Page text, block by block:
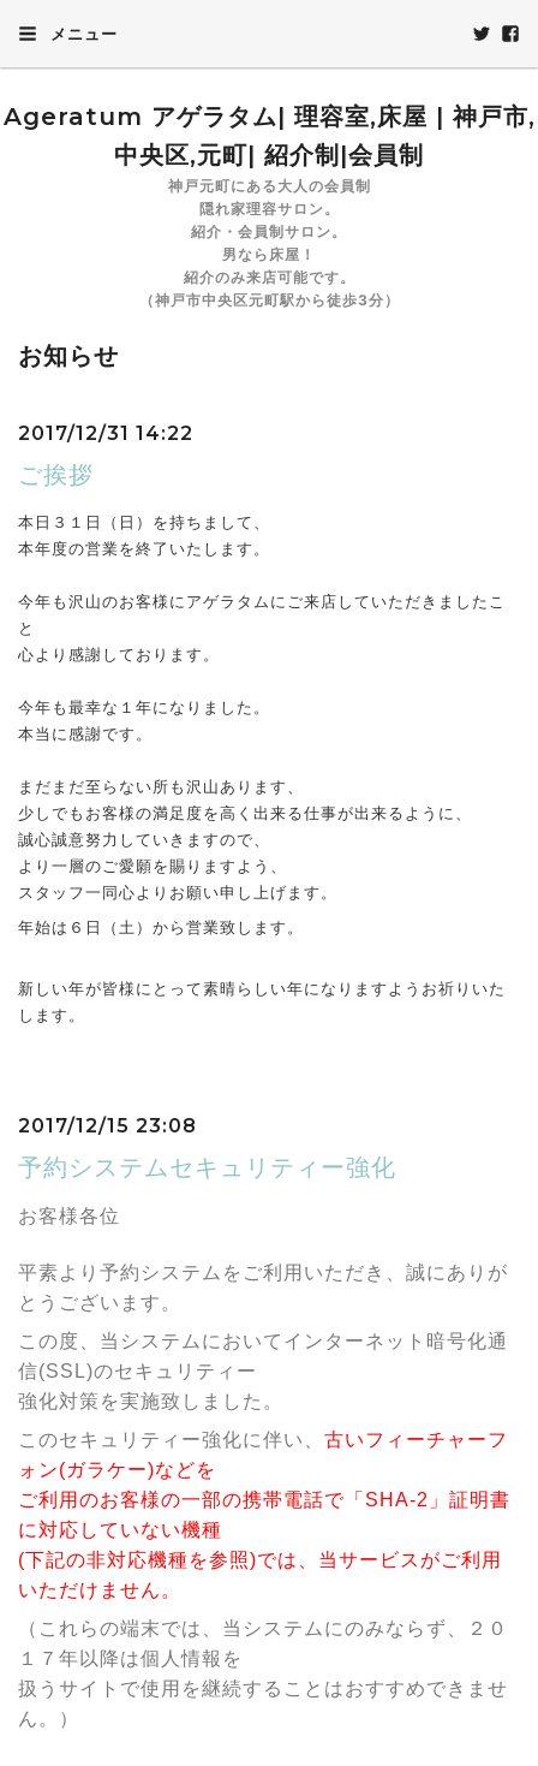
メニュー
Ageratum アゲラタム| 理容室,床屋 | 神戸市,
中央区,元町| 紹介制|会員制
神戸元町にある大人の会員制
隠れ家理容サロン。
紹介・会員制サロン。
男なら床屋！
紹介のみ来店可能です。
（神戸市中央区元町駅から徒歩3分）
お知らせ
2017/12/31 14:22
ご挨拶
本日３１日（日）を持ちまして、
本年度の営業を終了いたします。
今年も沢山のお客様にアゲラタムにご来店していただきましたこ
と
心より感謝しております。
今年も最幸な１年になりました。
本当に感謝です。
まだまだ至らない所も沢山あります、
少しでもお客様の満足度を高く出来る仕事が出来るように、
誠心誠意努力していきますので、
より一層のご愛願を賜りますよう、
スタッフ一同心よりお願い申し上げます。
年始は６日（土）から営業致します。
新しい年が皆様にとって素晴らしい年になりますようお祈りいた
します。
2017/12/15 23:08
予約システムセキュリティー強化
お客様各位
平素より予約システムをご利用いただき、誠にありが
とうございます。
この度、当システムにおいてインターネット暗号化通
信(SSL)のセキュリティー
強化対策を実施致しました。
このセキュリティー強化に伴い、 古いフィーチャーフ
ォン(ガラケー)などを
ご利用のお客様の一部の携帯電話で「SHA-2」証明書
に対応していない機種
(下記の非対応機種を参照)では、当サービスがご利用
いただけません。
（これらの端末では、当システムにのみならず、２０
１７年以降は個人情報を
扱うサイトで使用を継続することはおすすめできませ
ん。）